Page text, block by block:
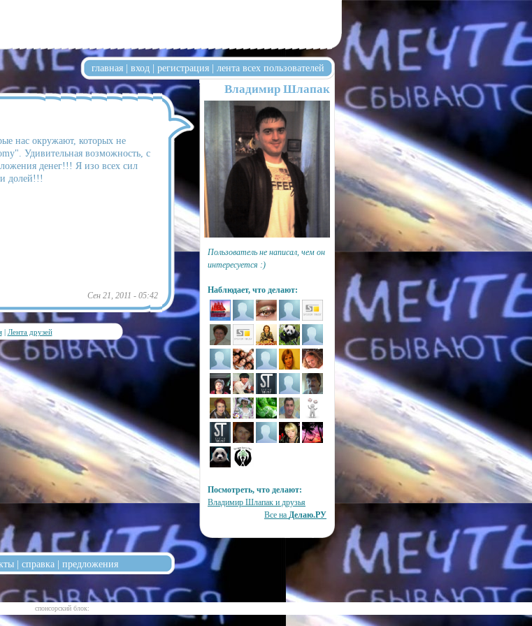
главная | вход | регистрация | лента всех пользователей
нас окружают, которых не
Удивительная возможность, с
денег!!! Я изо всех сил
долей!!!
Сен 21, 2011 - 05:42
| Лента друзей
Владимиp Шлапак
Пользователь не написал, чем он
интересуется :)
Наблюдает, что делают:
Посмотреть, что делают:
Владимиp Шлапак и друзья
Все на Делаю.РУ
| справка | предложения
cпонсорский блок: